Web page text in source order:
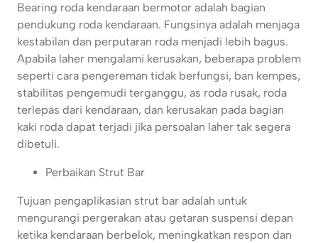
Bearing roda kendaraan bermotor adalah bagian
pendukung roda kendaraan. Fungsinya adalah menjaga
kestabilan dan perputaran roda menjadi lebih bagus.
Apabila laher mengalami kerusakan, beberapa problem
seperti cara pengereman tidak berfungsi, ban kempes,
stabilitas pengemudi terganggu, as roda rusak, roda
terlepas dari kendaraan, dan kerusakan pada bagian
kaki roda dapat terjadi jika persoalan laher tak segera
dibetuli.
Perbaikan Strut Bar
Tujuan pengaplikasian strut bar adalah untuk
mengurangi pergerakan atau getaran suspensi depan
ketika kendaraan berbelok, meningkatkan respon dan